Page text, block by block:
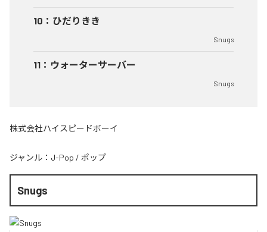
10 ： ひだりきき
Snugs
11 ： ウォーターサーバー
Snugs
株式会社ハイスピードボーイ
ジャンル： J-Pop / ポップ
Snugs